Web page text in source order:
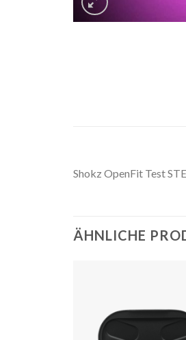
Shokz OpenFit Test
ÄHNLICHE